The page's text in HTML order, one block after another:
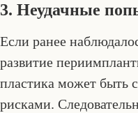
3. Неудачные
Если ранее
развитие
пластика может быть
рисками.